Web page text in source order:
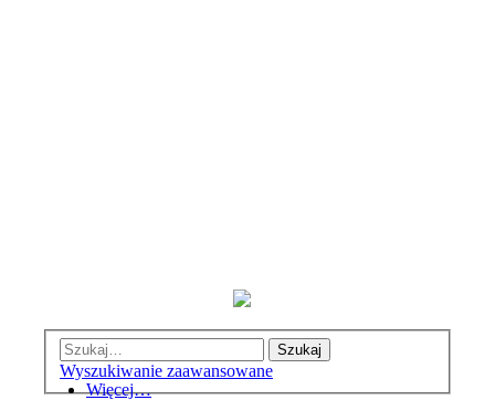
Szukaj
Wyszukiwanie zaawansowane
Więcej…